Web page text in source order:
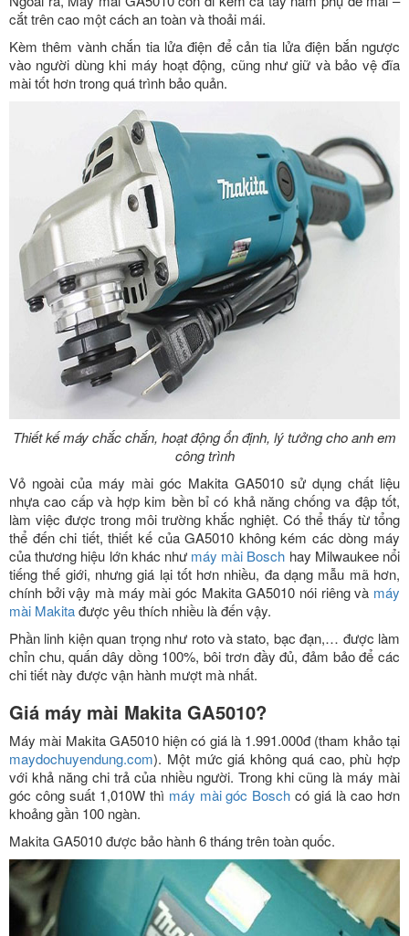
cắt trên cao một cách an toàn và thoải mái.
Kèm thêm vành chắn tia lửa điện để cản tia lửa điện bắn ngược
vào người dùng khi máy hoạt động, cũng như giữ và bảo vệ đĩa
mài tốt hơn trong quá trình bảo quản.
Thiết kế máy chắc chắn, hoạt động ổn định, lý tưởng cho anh em
công trình
Vỏ ngoài của máy mài góc Makita GA5010 sử dụng chất liệu
nhựa cao cấp và hợp kim bền bỉ có khả năng chống va đập tốt,
làm việc được trong môi trường khắc nghiệt. Có thể thấy từ tổng
thể đến chi tiết, thiết kế của GA5010 không kém các dòng máy
của thương hiệu lớn khác như máy mài Bosch hay Milwaukee nổi
tiếng thế giới, nhưng giá lại tốt hơn nhiều, đa dạng mẫu mã hơn,
chính bởi vậy mà máy mài góc Makita GA5010 nói riêng và máy
mài Makitađược yêu thích nhiều là đến vậy.
Phần linh kiện quan trọng như roto và stato, bạc đạn,… được làm
chỉn chu, quấn dây dồng 100%, bôi trơn đầy đủ, đảm bảo để các
chi tiết này được vận hành mượt mà nhất.
Giá máy mài Makita GA5010?
Máy mài Makita GA5010 hiện có giá là 1.991.000đ (tham khảo tại
maydochuyendung.com). Một mức giá không quá cao, phù hợp
với khả năng chi trả của nhiều người. Trong khi cũng là máy mài
góc công suất 1,010W thì máy mài góc Bosch có giá là cao hơn
khoảng gần 100 ngàn.
Makita GA5010 được bảo hành 6 tháng trên toàn quốc.